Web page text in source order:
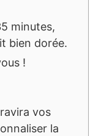
minutes,
bien dorée.
!
vos
la